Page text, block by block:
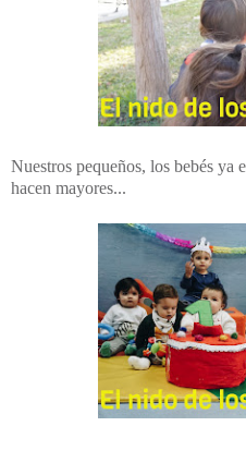
Nuestros pequeños, los bebés ya
hacen mayores...